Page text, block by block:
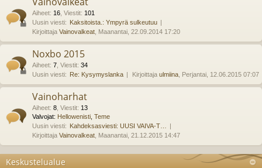
Aiheet: 16 Viestit: 101
Uusin viesti: Kaksitoista.: Ympyrä sulkeutuu
Kirjoittaja Vainovalkeat , Maanantai, 22.09.2014 17:20
Noxbo 2015
Aiheet: 7 Viestit: 34
Uusin viesti: Re: Kysymyslanka Kirjoittaja ulmiina , Perjantai, 12.06.2015 07:07
Vainoharhat
Aiheet: 8 Viestit: 13
Valvojat: Hellowenisti Teme
Uusin viesti: Kahdeksasviesti: UUSI VAIVA-T…
Kirjoittaja Vainovalkeat , Maanantai, 21.12.2015 14:47
Keskustelualue